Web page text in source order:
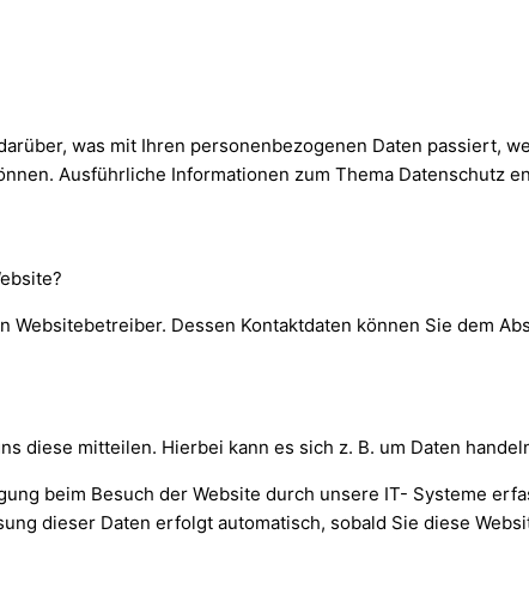
was mit Ihren personenbezogenen Daten passiert,
Ausführliche Informationen zum Thema Datenschutz
Dessen Kontaktdaten können Sie dem
diese mitteilen. Hierbei kann es sich z. B. um Daten
beim Besuch der Website durch unsere IT- Systeme
dieser Daten erfolgt automatisch, sobald Sie diese